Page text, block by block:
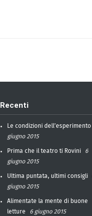
Recenti
Le condizioni dell’esperimento
giugno 2015
Prima che il teatro ti Rovini
6
giugno 2015
Ultima puntata, ultimi consigli
giugno 2015
Alimentate la mente di buone
letture
6 giugno 2015